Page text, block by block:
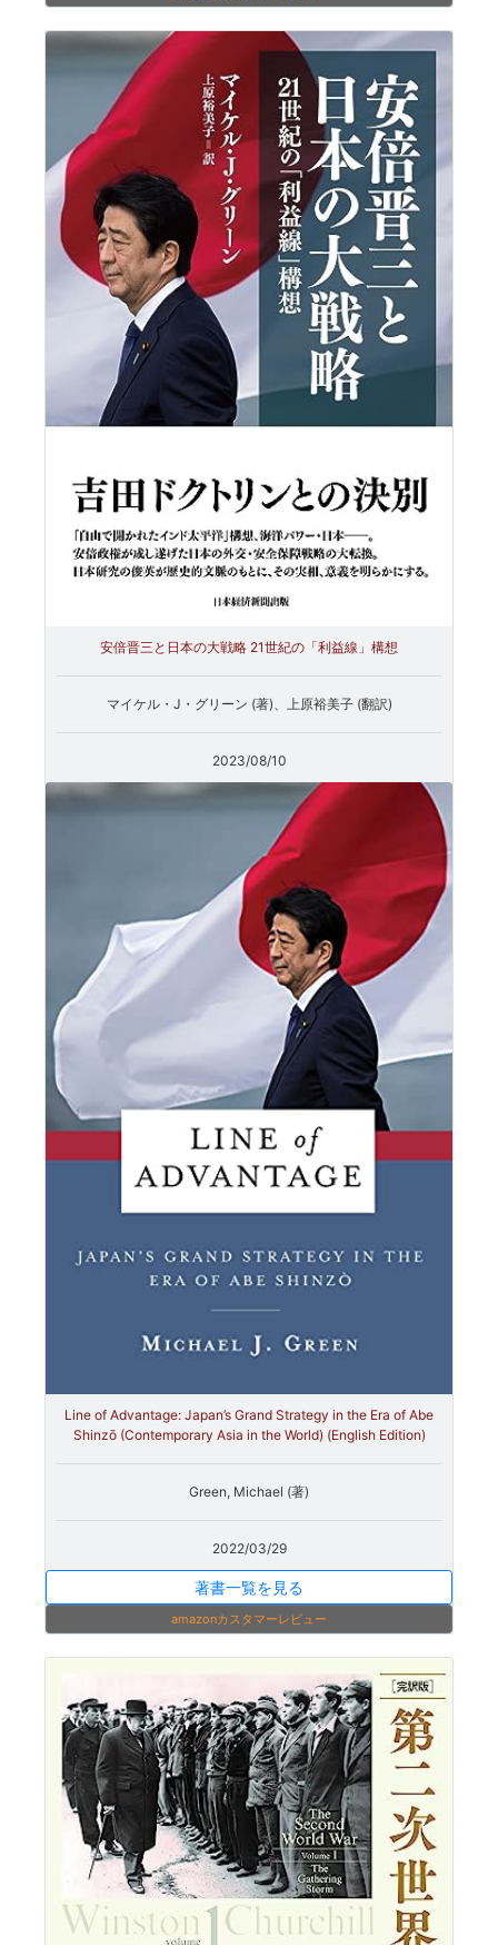
安倍晋三と日本の大戦略 21世紀の「利益線」構想
マイケル・J・グリーン (著)、上原裕美子 (翻訳)
2023/08/10
Line of Advantage: Japan’s Grand Strategy in the Era of Abe
Shinzō (Contemporary Asia in the World) (English Edition)
Green, Michael (著)
2022/03/29
著書一覧を見る
amazonカスタマーレビュー